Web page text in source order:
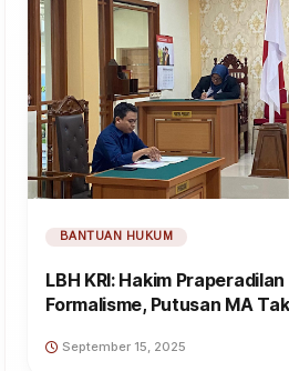
BANTUAN HUKUM
LBH KRI: Hakim
Formalisme, Putusan MA
September 15, 2025